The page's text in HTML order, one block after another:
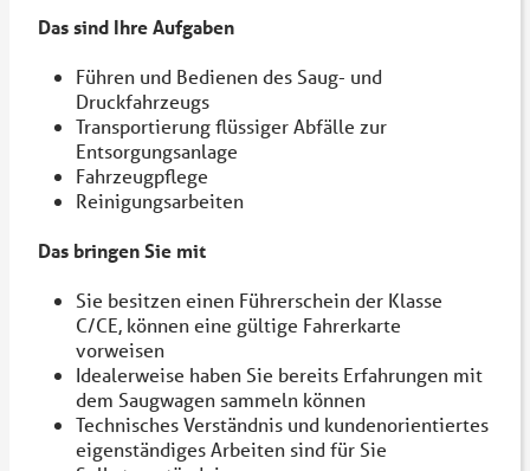
Das sind Ihre Aufgaben
Führen und Bedienen des Saug- und
Druckfahrzeugs
Transportierung flüssiger Abfälle zur
Entsorgungsanlage
Fahrzeugpflege
Reinigungsarbeiten
Das bringen Sie mit
Sie besitzen einen Führerschein der Klasse
C/CE, können eine gültige Fahrerkarte
vorweisen
Idealerweise haben Sie bereits Erfahrungen mit
dem Saugwagen sammeln können
Technisches Verständnis und kundenorientiertes
eigenständiges Arbeiten sind für Sie